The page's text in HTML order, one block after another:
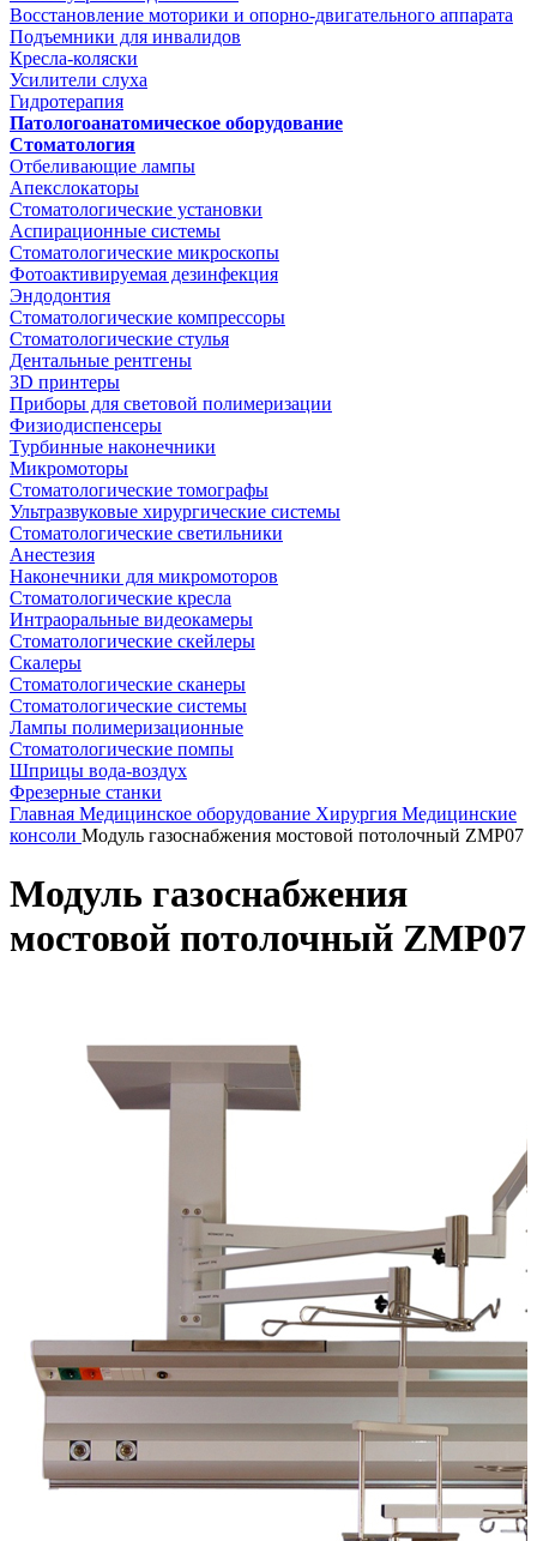
Восстановление моторики и опорно-двигательного аппарата
Подъемники для инвалидов
Кресла-коляски
Усилители слуха
Гидротерапия
Патологоанатомическое оборудование
Стоматология
Отбеливающие лампы
Апекслокаторы
Стоматологические установки
Аспирационные системы
Стоматологические микроскопы
Фотоактивируемая дезинфекция
Эндодонтия
Стоматологические компрессоры
Стоматологические стулья
Дентальные рентгены
3D принтеры
Приборы для световой полимеризации
Физиодиспенсеры
Турбинные наконечники
Микромоторы
Стоматологические томографы
Ультразвуковые хирургические системы
Стоматологические светильники
Анестезия
Наконечники для микромоторов
Стоматологические кресла
Интраоральные видеокамеры
Стоматологические скейлеры
Скалеры
Стоматологические сканеры
Стоматологические системы
Лампы полимеризационные
Стоматологические помпы
Шприцы вода-воздух
Фрезерные станки
Главная Медицинское оборудование Хирургия Медицинские
консоли Модуль газоснабжения мостовой потолочный ZMP07
Модуль газоснабжения
мостовой потолочный ZMP07